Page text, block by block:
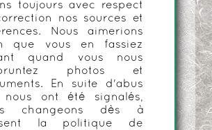
toujours avec respect
nos sources et
Nous aimerions
que vous en fassiez
quand vous nous
photos et
En suite d'abus
nous ont été signalés,
changeons dès à
la politique de